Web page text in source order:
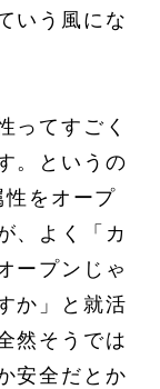
いう風にな
ってすごく
。というの
をオープ
、よく「カ
ープンじゃ
か」と就活
然そうでは
安全だとか